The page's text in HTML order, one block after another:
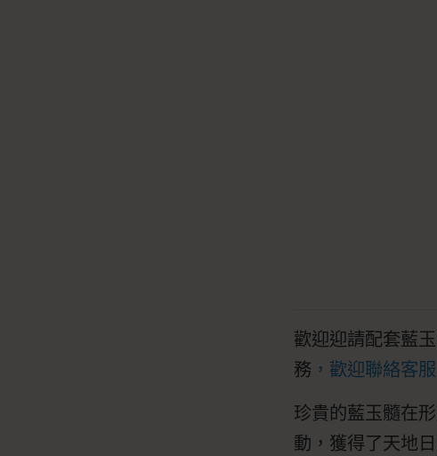
歡迎迎請配套藍
務 ，歡迎聯絡客服
珍貴的藍玉髓在
動，獲得了天地